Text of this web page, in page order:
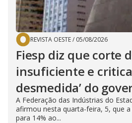
REVISTA OESTE/ 05/08/2026
Fiesp diz que corte
insuficiente e critica
desmedida’ do
A Federação das Indústrias do
afirmou nesta quarta-feira, 5, que
para 14% ao...